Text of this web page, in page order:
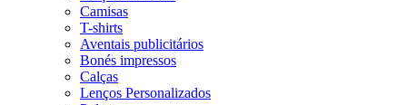
Camisas
T-shirts
Aventais publicitários
Bonés impressos
Calças
Lenços Personalizados